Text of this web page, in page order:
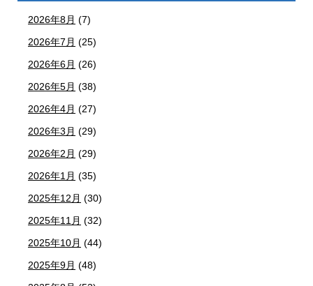
2026年8月 (7)
2026年7月 (25)
2026年6月 (26)
2026年5月 (38)
2026年4月 (27)
2026年3月 (29)
2026年2月 (29)
2026年1月 (35)
2025年12月 (30)
2025年11月 (32)
2025年10月 (44)
2025年9月 (48)